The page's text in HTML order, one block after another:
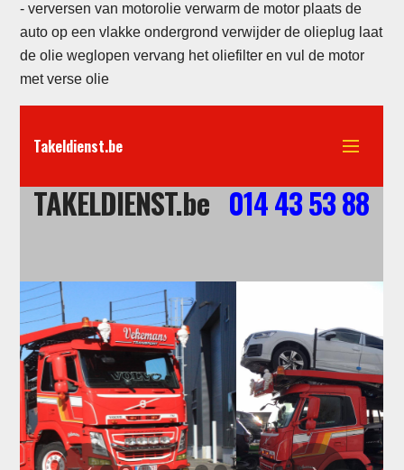
- verversen van motorolie verwarm de motor plaats de
auto op een vlakke ondergrond verwijder de olieplug laat
de olie weglopen vervang het oliefilter en vul de motor
met verse olie